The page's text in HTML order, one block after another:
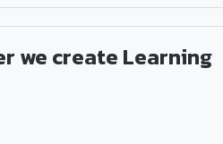
we create Learning